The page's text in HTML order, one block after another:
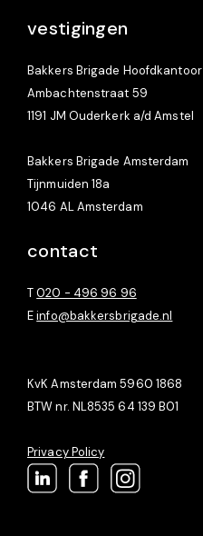
vestigingen
Bakkers Brigade Hoofdkantoor
Ambachtenstraat 59
1191 JM Ouderkerk a/d Amstel
Bakkers Brigade Amsterdam
Tijnmuiden 18a
1046 AL Amsterdam
contact
T020 - 496 96 96
Einfo@bakkersbrigade.nl
KvK Amsterdam 5960 1868
BTW nr. NL8535 64 139 B01
Privacy Policy